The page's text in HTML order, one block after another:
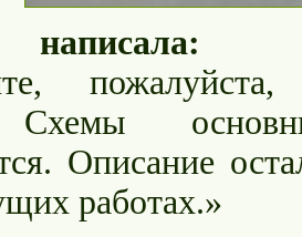
Схемы
Описание
работах.»